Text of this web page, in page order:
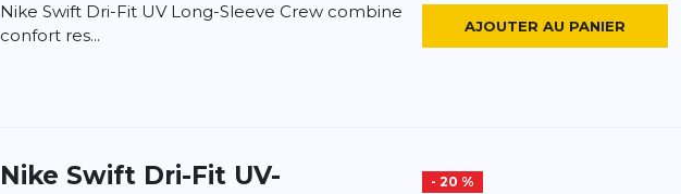
Nike Swift Dri-Fit UV Long-Sleeve Crew combine
confort res...
AJOUTER AU PANIER
Nike Swift Dri-Fit UV-
- 20 %